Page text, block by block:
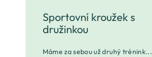
Sportovní kroužek s
družinkou
Máme za sebou už druhý trénink...